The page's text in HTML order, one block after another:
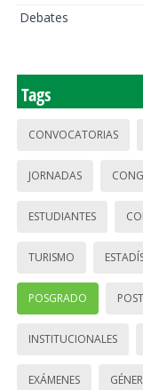
Debates
Tags
CONVOCATORIAS
JORNADAS
ESTUDIANTES
TURISMO
POSGRADO
INSTITUCIONALES
EXÁMENES